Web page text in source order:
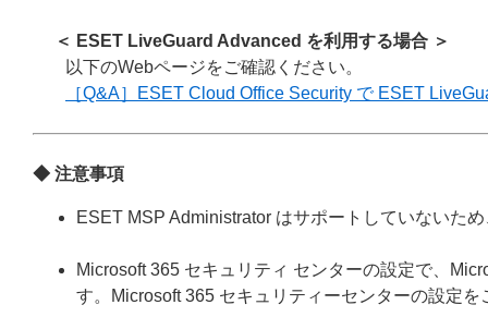
＜ ESET LiveGuard Advanced を利用する場合 ＞
以下のWebページをご確認ください。
［Q&A］ESET Cloud Office Security で ESET
◆ 注意事項
ESET MSP Administrator はサポートしていないた
Microsoft 365 セキュリティ センターの設定で、
す。Microsoft 365 セキュリティーセンターの設定を